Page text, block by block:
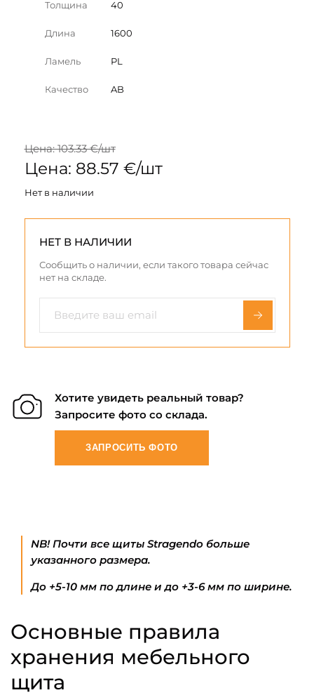
Толщина 40
Длина 1600
Ламель PL
Качество AB
Цена: 103.33 €/шт
Цена: 88.57 €/шт
Нет в наличии
НЕТ В НАЛИЧИИ
Сообщить о наличии, если такого товара сейчас
нет на складе.
Хотите увидеть реальный товар?
Запросите фото со склада.
ЗАПРОСИТЬ ФОТО
NB! Почти все щиты Stragendo больше
указанного размера.
До +5-10 мм по длине и до +3-6 мм по ширине.
Основные правила
хранения мебельного
щита